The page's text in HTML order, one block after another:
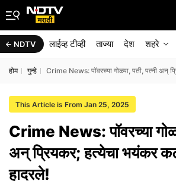
NDTV लाईव्ह टीव्ही ताज्या देश शहरे
होम गुन्हे Crime News: पॉवरच्या गोळ्या, पती, पत्नी अन्
This Article is From Jan 25, 2025
Crime News: पॉवरच्या
अन् प्रियकर; हत्येचा भयंकर
हादरले!